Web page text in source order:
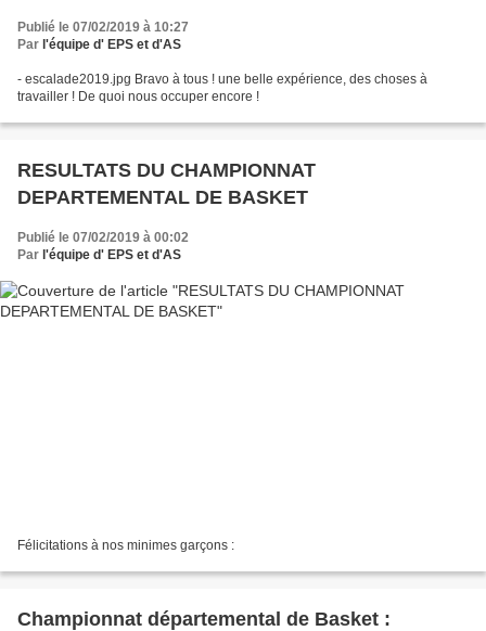
Publié le 07/02/2019 à 10:27
Par l'équipe d' EPS et d'AS
- escalade2019.jpg Bravo à tous ! une belle expérience, des choses à
travailler ! De quoi nous occuper encore !
RESULTATS DU CHAMPIONNAT
DEPARTEMENTAL DE BASKET
Publié le 07/02/2019 à 00:02
Par l'équipe d' EPS et d'AS
Félicitations à nos minimes garçons :
Championnat départemental de Basket :